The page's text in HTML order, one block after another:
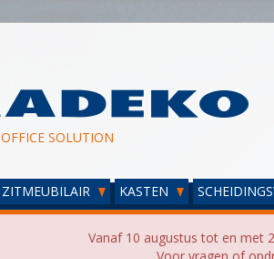
OFFICE SOLUTION
ZITMEUBILAIR KASTEN
Vanaf 10 augustus tot en met